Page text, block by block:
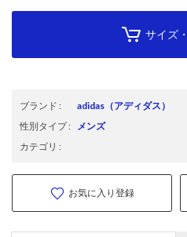
サイズ
ブランド : adidas （アディダス）
性別タイプ:
メンズ
カテゴリ :
お気に入り登録